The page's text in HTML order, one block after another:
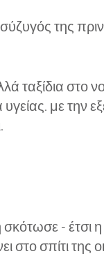
της
ταξίδια στο
με την
- έτσι η
στο σπίτι